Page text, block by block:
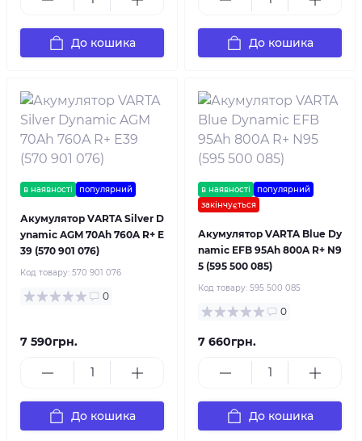
До кошика До кошика
в наявності популярний
Акумулятор VARTA Silver D
ynamic AGM 70Ah 760A R+ E
39 (570 901 076)
Код товару: 570 901 076
0
7 590грн.
До кошика
в наявності
популярний
закінчується
Акумулятор VARTA Blue Dy
namic EFB 95Ah 800A R+ N9
5 (595 500 085)
Код товару: 595 500 085
0
7 660грн.
До кошика